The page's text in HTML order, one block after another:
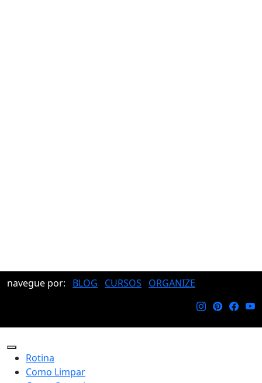
navegue por: BLOG CURSOS ORGANIZE
Rotina
Como Limpar